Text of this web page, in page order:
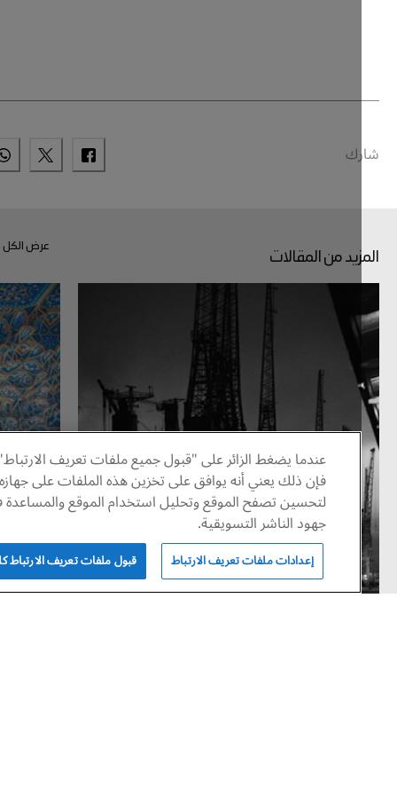
من المقالات عرض الكل
عندما يضغط الزائر على "قبول جميع ملفات تعريف الارتباط"
فإن ذلك يعني أنه يوافق على تخزين هذه الملفات على جهازه
لتحسين تصفح الموقع وتحليل استخدام الموقع والمساعدة في
جهود الناشر التسويقية.
إعدادات ملفات تعريف الارتباط قبول ملفات تعريف الارتباط كلها